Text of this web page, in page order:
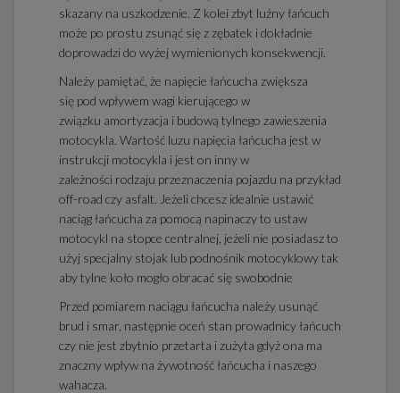
skazany na uszkodzenie. Z kolei zbyt luźny łańcuch
może po prostu zsunąć się z zębatek i dokładnie
doprowadzi do wyżej wymienionych konsekwencji.
Należy pamiętać, że napięcie łańcucha zwiększa
się pod wpływem wagi kierującego w
związku amortyzacja i budową tylnego zawieszenia
motocykla. Wartość luzu napięcia łańcucha jest w
instrukcji motocykla i jest on inny w
zależności rodzaju przeznaczenia pojazdu na przykład
off-road czy asfalt. Jeżeli chcesz idealnie ustawić
naciąg łańcucha za pomocą napinaczy to ustaw
motocykl na stopce centralnej, jeżeli nie posiadasz to
użyj specjalny stojak lub podnośnik motocyklowy tak
aby tylne koło mogło obracać się swobodnie
Przed pomiarem naciągu łańcucha należy usunąć
brud i smar, następnie oceń stan prowadnicy łańcuch
czy nie jest zbytnio przetarta i zużyta gdyż ona ma
znaczny wpływ na żywotność łańcucha i naszego
wahacza.